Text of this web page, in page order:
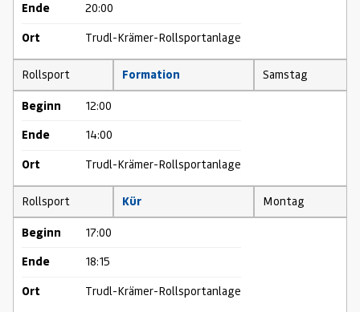
Ende 20:00
Ort Trudl-Krämer-Rollsportanlage
Rollsport Formation Samstag
Beginn 12:00
Ende 14:00
Ort Trudl-Krämer-Rollsportanlage
Rollsport Kür Montag
Beginn 17:00
Ende 18:15
Ort Trudl-Krämer-Rollsportanlage